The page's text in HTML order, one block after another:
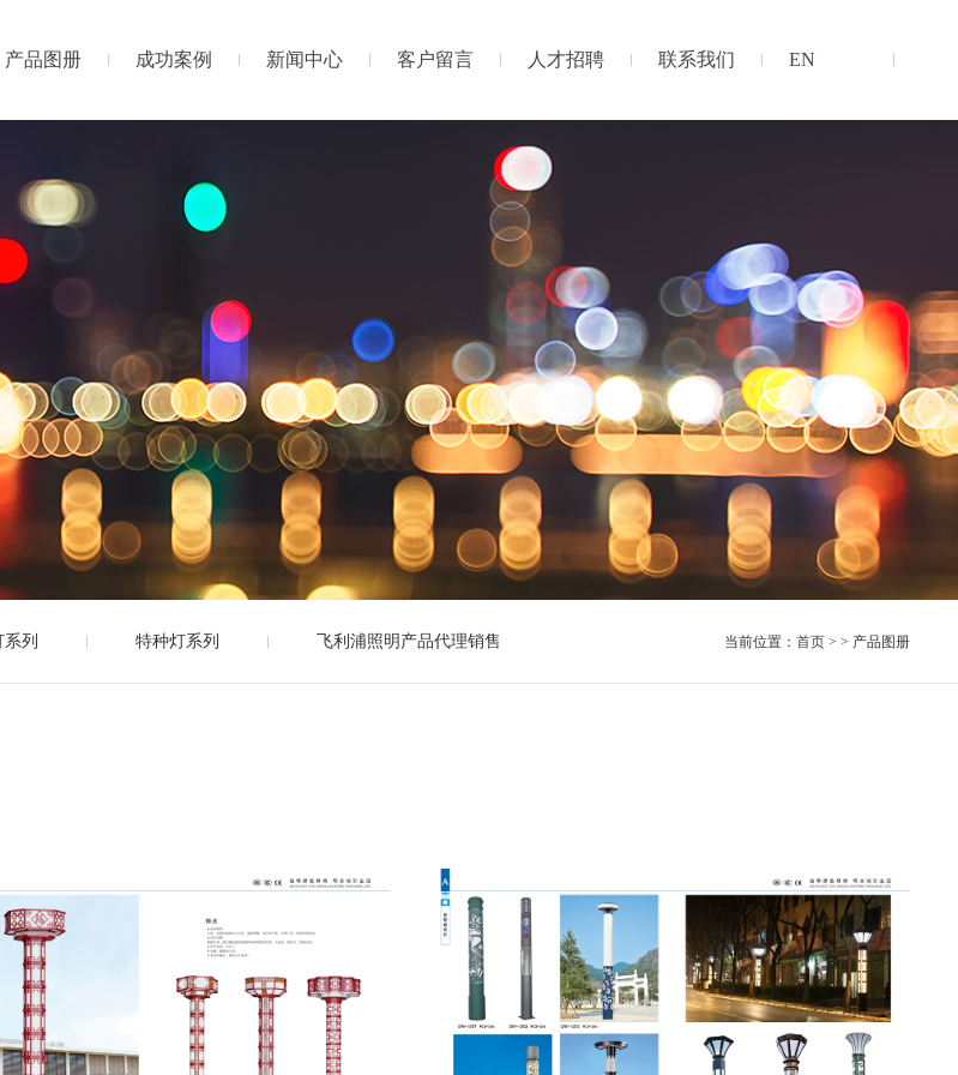
产品图册 成功案例 新闻中心 客户留言 人才招聘 联系我们 EN
列 特种灯系列 飞利浦照明产品代理销售 当前位置： 首页> > 产品图册